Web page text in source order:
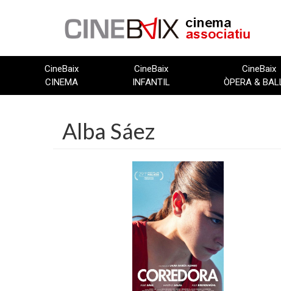
CineBaix
CINEMA
CineBaix
INFANTIL
CineBaix
ÒPERA &
Alba Sáez